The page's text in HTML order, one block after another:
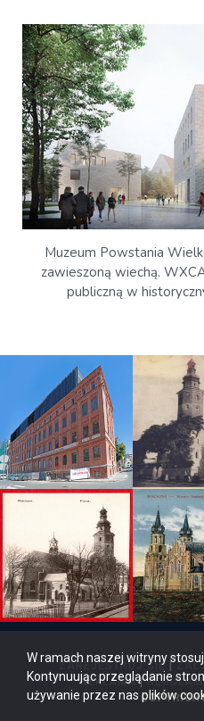
Muzeum Powstania
zawieszoną wiechą.
publiczną w
ZAREJESTRUJ SIĘ |
REKLAMA|
W ramach naszej witryny
Kontynuując przeglądanie
używanie przez nas plików